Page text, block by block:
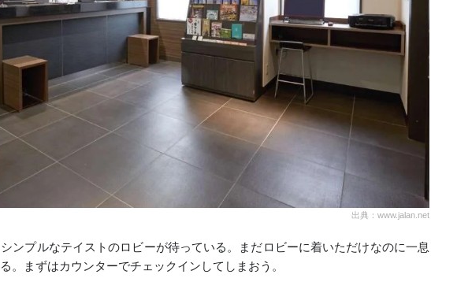
出典：www.jalan.net
ンプルなテイストのロビーが待っている。まだロビーに着いただけなのに一息
。まずはカウンターでチェックインしてしまおう。